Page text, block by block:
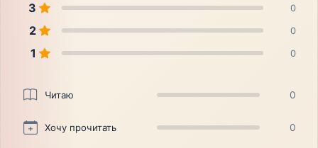
3 0
2 0
1 0
Читаю 0
Хочу прочитать 0